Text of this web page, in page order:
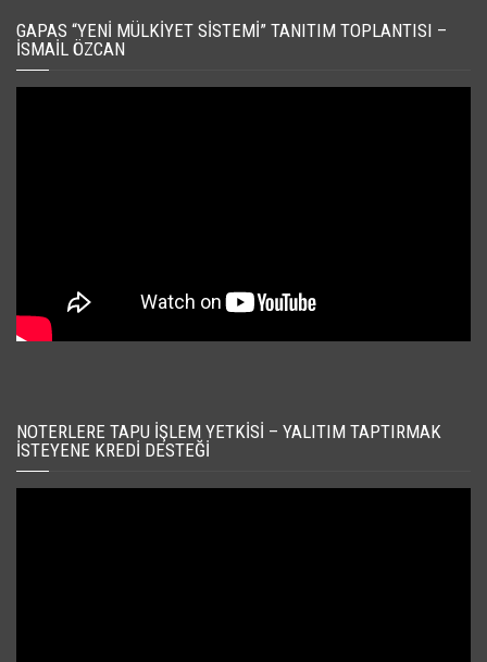
GAPAS “YENI MÜLKIYET SISTEMI” TANITIM TOPLANTISI –
İSMAIL ÖZCAN
NOTERLERE TAPU İŞLEM YETKISI – YALITIM TAPTIRMAK
İSTEYENE KREDI DESTEĞI